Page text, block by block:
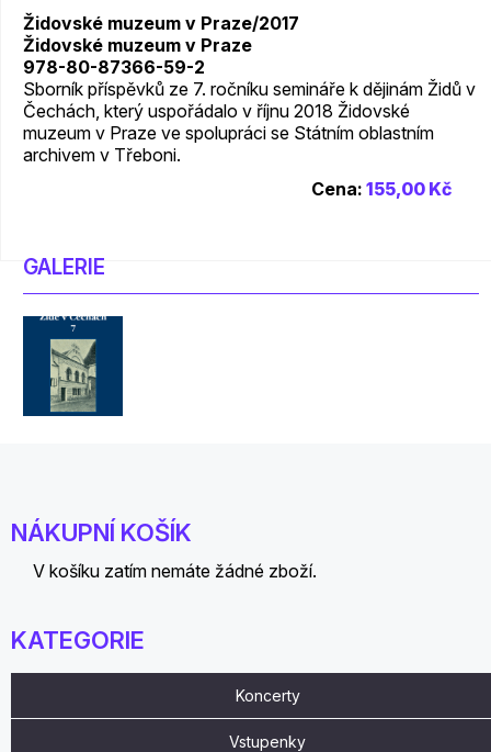
Židovské muzeum v Praze/2017
Židovské muzeum v Praze
978-80-87366-59-2
Sborník příspěvků ze 7. ročníku semináře k dějinám Židů v
Čechách, který uspořádalo v říjnu 2018 Židovské
muzeum v Praze ve spolupráci se Státním oblastním
archivem v Třeboni.
Cena: 155,00 Kč
GALERIE
NÁKUPNÍ KOŠÍK
V košíku zatím nemáte žádné zboží.
KATEGORIE
Koncerty
Vstupenky